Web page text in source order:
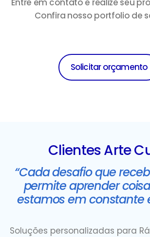
Confira nosso portfolio de
Solicitar orçamento
Clientes Arte
“Cada desafio que
permite aprender
estamos em constante
Soluções personalizadas para